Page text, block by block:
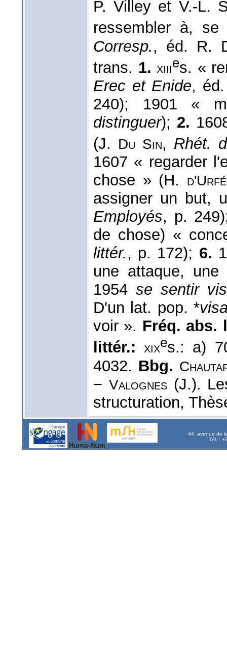
P. Villey et V.-L.
ressembler à,
Corresp., éd. R.
trans. 1. xiiies. «
Erec et Enide,
240); 1901 «
distinguer); 2.
(J.
Du Sin, Rhét.
1607 « regarder
chose » (H. d'Urfé
assigner un but,
Employés, p.
de chose) «
littér., p. 172); 6.
une attaque,
1954 se sentir
D'un lat. pop. *
voir ». Fréq. abs.
littér.: xixes.: a)
4032. Bbg.
− Valognes(J.).
structuration,
44, avenue de
Tél. :